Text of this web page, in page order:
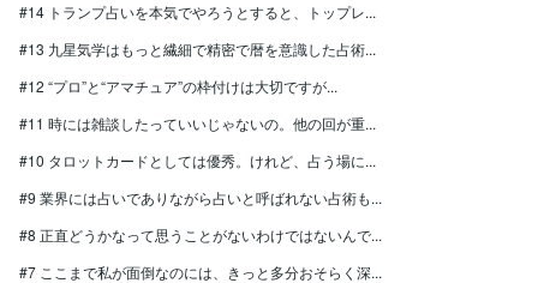
#14 トランプ占いを本気でやろうとすると、トップレ...
#13 九星気学はもっと繊細で精密で暦を意識した占術...
#12 “プロ”と“アマチュア”の枠付けは大切ですが...
#11 時には雑談したっていいじゃないの。他の回が重...
#10 タロットカードとしては優秀。けれど、占う場に...
#9 業界には占いでありながら占いと呼ばれない占術も...
#8 正直どうかなって思うことがないわけではないんで...
#7 ここまで私が面倒なのには、きっと多分おそらく深...